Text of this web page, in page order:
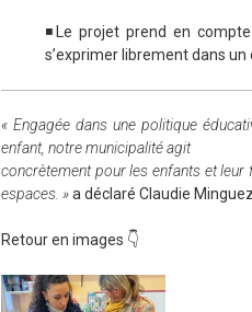
◾Le projet prend en
s’exprimer librement dans
« Engagée dans une politique
enfant, notre municipalité agit
concrètement pour les enfants et leur
espaces. »a déclaré Claudie
Retour en images 👇